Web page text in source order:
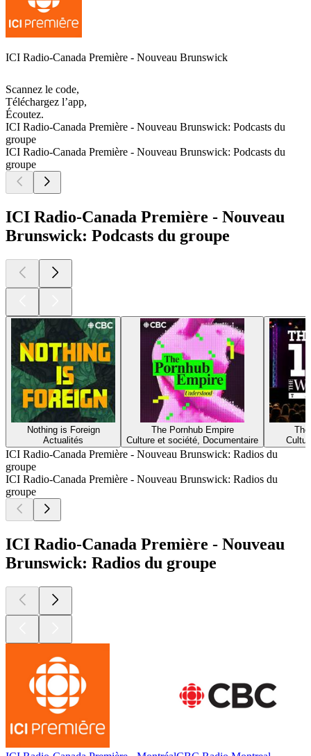
ICI Radio-Canada Première - Nouveau Brunswick
Scannez le code,
Téléchargez l’app,
Écoutez.
ICI Radio-Canada Première - Nouveau Brunswick: Podcasts du
groupe
ICI Radio-Canada Première - Nouveau Brunswick: Podcasts du
groupe
ICI Radio-Canada Première - Nouveau
Brunswick: Podcasts du groupe
Nothing is Foreign
Actualités
The Pornhub Empire
Culture et société, Documentaire
ICI Radio-Canada Première - Nouveau Brunswick: Radios du
groupe
ICI Radio-Canada Première - Nouveau Brunswick: Radios du
groupe
ICI Radio-Canada Première - Nouveau
Brunswick: Radios du groupe